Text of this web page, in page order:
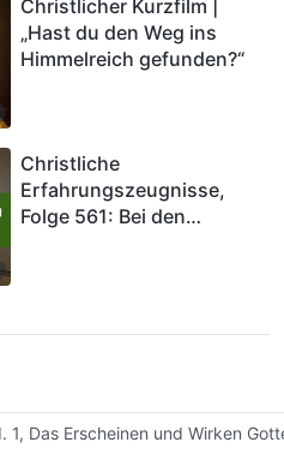
in das Königreich Gottes
eintreten?
Christlicher Kurzfilm |
„Hast du den Weg ins
Himmelreich gefunden?“
Christliche
Erfahrungszeugnisse,
Folge 561: Bei den
1, Das Erscheinen und Wirken